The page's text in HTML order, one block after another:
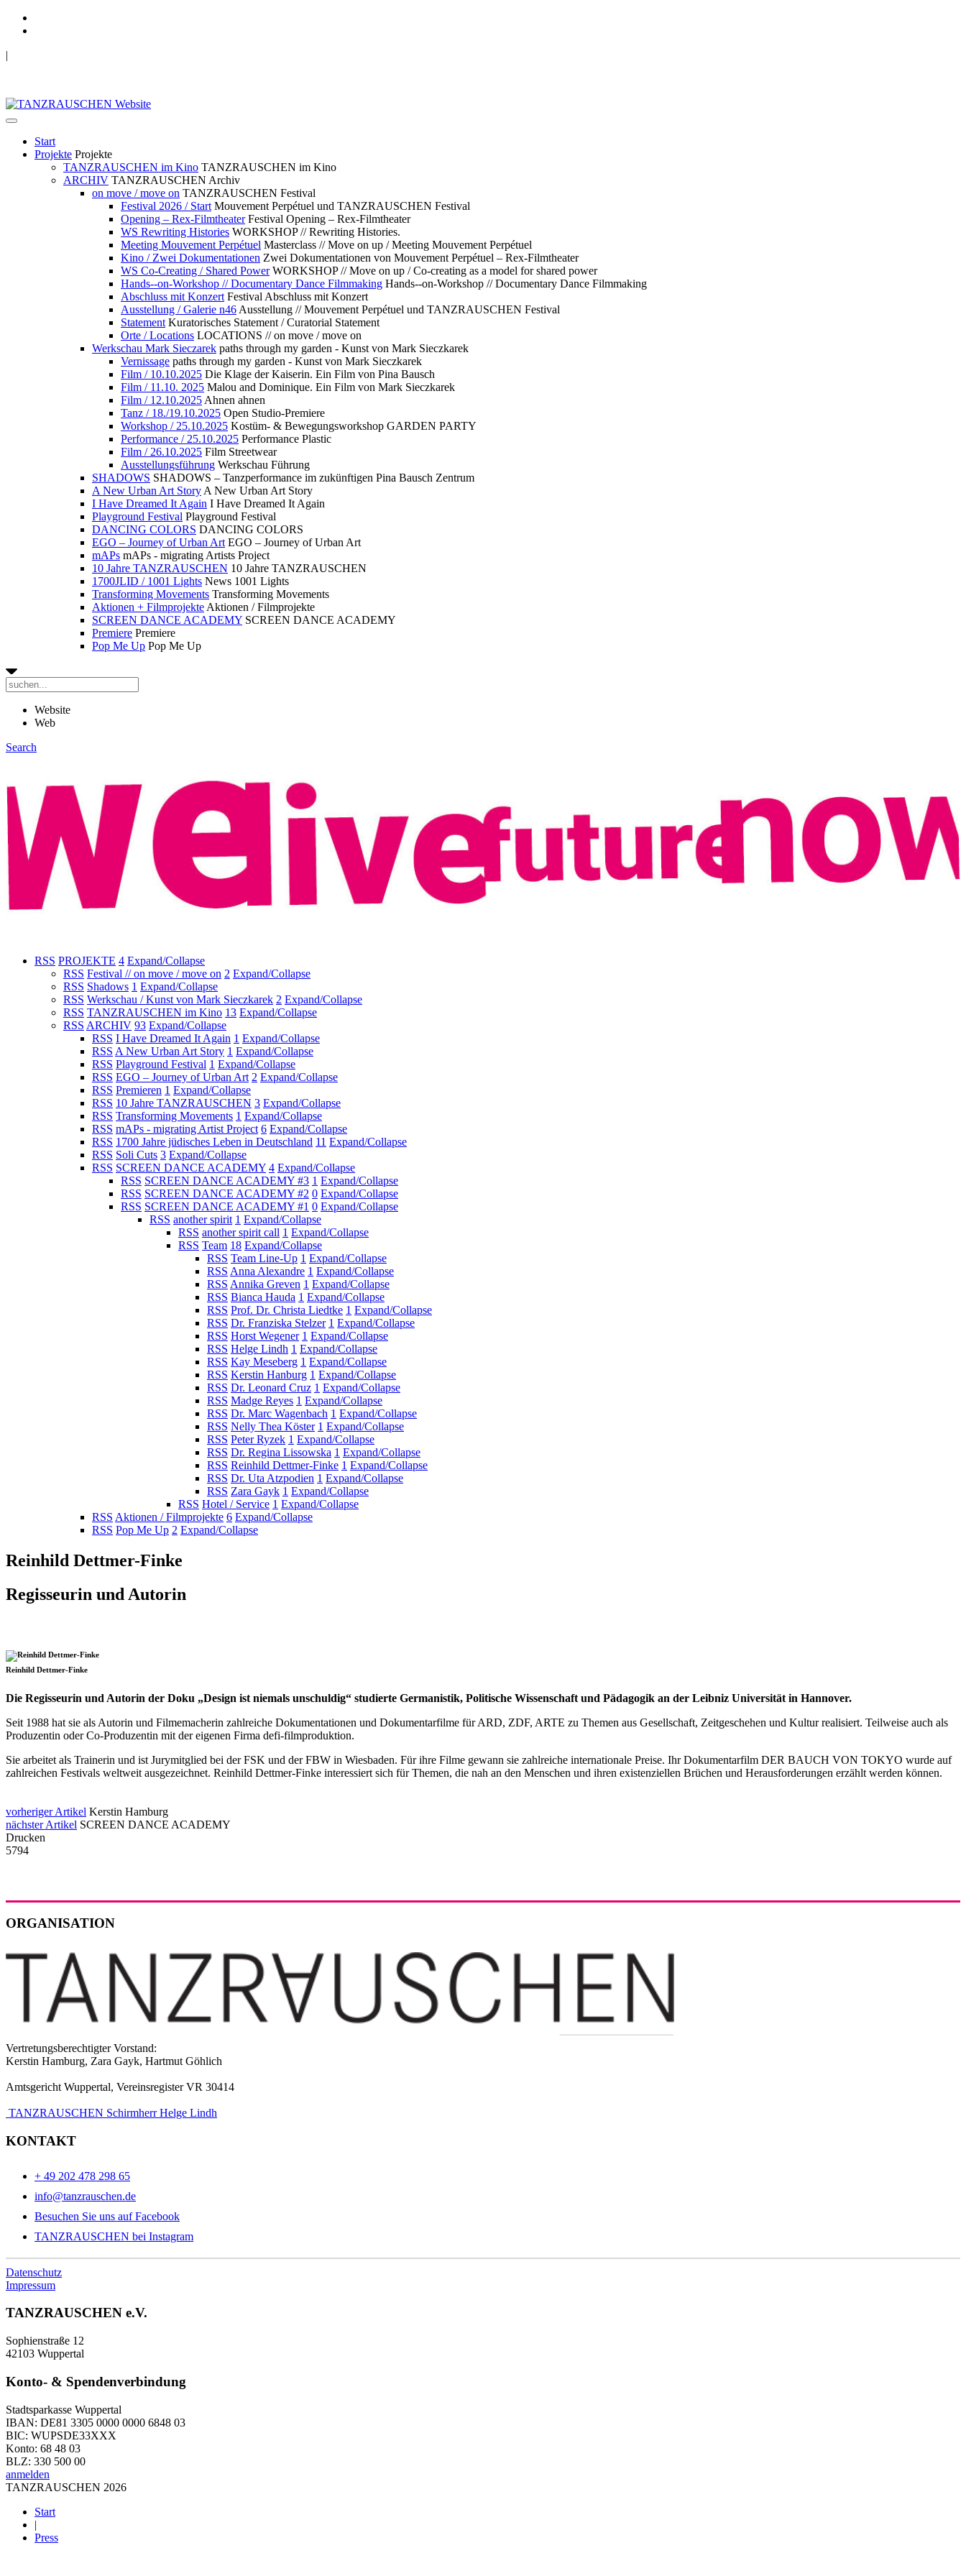
|
Start
Projekte Projekte
TANZRAUSCHEN im Kino TANZRAUSCHEN im Kino
ARCHIV TANZRAUSCHEN Archiv
on move / move on TANZRAUSCHEN Festival
Festival 2026 / Start Mouvement Perpétuel und TANZRAUSCHEN Festival
Opening – Rex-Filmtheater Festival Opening – Rex-Filmtheater
WS Rewriting Histories WORKSHOP // Rewriting Histories.
Meeting Mouvement Perpétuel Masterclass // Move on up / Meeting Mouvement Perpétuel
Kino / Zwei Dokumentationen Zwei Dokumentationen von Mouvement Perpétuel – Rex-Filmtheater
WS Co-Creating / Shared Power WORKSHOP // Move on up / Co-creating as a model for shared power
Hands--on-Workshop // Documentary Dance Filmmaking Hands--on-Workshop // Documentary Dance Filmmaking
Abschluss mit Konzert Festival Abschluss mit Konzert
Ausstellung / Galerie n46 Ausstellung // Mouvement Perpétuel und TANZRAUSCHEN Festival
Statement Kuratorisches Statement / Curatorial Statement
Orte / Locations LOCATIONS // on move / move on
Werkschau Mark Sieczarek paths through my garden - Kunst von Mark Sieczkarek
Vernissage paths through my garden - Kunst von Mark Sieczkarek
Film / 10.10.2025 Die Klage der Kaiserin. Ein Film von Pina Bausch
Film / 11.10. 2025 Malou and Dominique. Ein Film von Mark Sieczkarek
Film / 12.10.2025 Ahnen ahnen
Tanz / 18./19.10.2025 Open Studio-Premiere
Workshop / 25.10.2025 Kostüm- & Bewegungsworkshop GARDEN PARTY
Performance / 25.10.2025 Performance Plastic
Film / 26.10.2025 Film Streetwear
Ausstellungsführung Werkschau Führung
SHADOWS SHADOWS – Tanzperformance im zukünftigen Pina Bausch Zentrum
A New Urban Art Story A New Urban Art Story
I Have Dreamed It Again I Have Dreamed It Again
Playground Festival Playground Festival
DANCING COLORS DANCING COLORS
EGO – Journey of Urban Art EGO – Journey of Urban Art
mAPs mAPs - migrating Artists Project
10 Jahre TANZRAUSCHEN 10 Jahre TANZRAUSCHEN
1700JLID / 1001 Lights News 1001 Lights
Transforming Movements Transforming Movements
Aktionen + Filmprojekte Aktionen / Filmprojekte
SCREEN DANCE ACADEMY SCREEN DANCE ACADEMY
Premiere Premiere
Pop Me Up Pop Me Up
Website
Web
Search
RSS PROJEKTE 4 Expand/Collapse
RSS Festival // on move / move on 2 Expand/Collapse
RSS Shadows 1 Expand/Collapse
RSS Werkschau / Kunst von Mark Sieczkarek 2 Expand/Collapse
RSS TANZRAUSCHEN im Kino 13 Expand/Collapse
RSS ARCHIV 93 Expand/Collapse
RSS I Have Dreamed It Again 1 Expand/Collapse
RSS A New Urban Art Story 1 Expand/Collapse
RSS Playground Festival 1 Expand/Collapse
RSS EGO – Journey of Urban Art 2 Expand/Collapse
RSS Premieren 1 Expand/Collapse
RSS 10 Jahre TANZRAUSCHEN 3 Expand/Collapse
RSS Transforming Movements 1 Expand/Collapse
RSS mAPs - migrating Artist Project 6 Expand/Collapse
RSS 1700 Jahre jüdisches Leben in Deutschland 11 Expand/Collapse
RSS Soli Cuts 3 Expand/Collapse
RSS SCREEN DANCE ACADEMY 4 Expand/Collapse
RSS SCREEN DANCE ACADEMY #3 1 Expand/Collapse
RSS SCREEN DANCE ACADEMY #2 0 Expand/Collapse
RSS SCREEN DANCE ACADEMY #1 0 Expand/Collapse
RSS another spirit 1 Expand/Collapse
RSS another spirit call 1 Expand/Collapse
RSS Team 18 Expand/Collapse
RSS Team Line-Up 1 Expand/Collapse
RSS Anna Alexandre 1 Expand/Collapse
RSS Annika Greven 1 Expand/Collapse
RSS Bianca Hauda 1 Expand/Collapse
RSS Prof. Dr. Christa Liedtke 1 Expand/Collapse
RSS Dr. Franziska Stelzer 1 Expand/Collapse
RSS Horst Wegener 1 Expand/Collapse
RSS Helge Lindh 1 Expand/Collapse
RSS Kay Meseberg 1 Expand/Collapse
RSS Kerstin Hanburg 1 Expand/Collapse
RSS Dr. Leonard Cruz 1 Expand/Collapse
RSS Madge Reyes 1 Expand/Collapse
RSS Dr. Marc Wagenbach 1 Expand/Collapse
RSS Nelly Thea Köster 1 Expand/Collapse
RSS Peter Ryzek 1 Expand/Collapse
RSS Dr. Regina Lissowska 1 Expand/Collapse
RSS Reinhild Dettmer-Finke 1 Expand/Collapse
RSS Dr. Uta Atzpodien 1 Expand/Collapse
RSS Zara Gayk 1 Expand/Collapse
RSS Hotel / Service 1 Expand/Collapse
RSS Aktionen / Filmprojekte 6 Expand/Collapse
RSS Pop Me Up 2 Expand/Collapse
Reinhild Dettmer-Finke
Regisseurin und Autorin
Reinhild Dettmer-Finke
Die Regisseurin und Autorin der Doku „Design ist niemals unschuldig“ studierte Germanistik, Politische Wissenschaft und Pädagogik an der Leibniz Universität in Hannover.
Seit 1988 hat sie als Autorin und Filmemacherin zahlreiche Dokumentationen und Dokumentarfilme für ARD, ZDF, ARTE zu Themen aus Gesellschaft, Zeitgeschehen und Kultur realisiert. Teilweise auch als
Produzentin oder Co-Produzentin mit der eigenen Firma defi-filmproduktion.
Sie arbeitet als Trainerin und ist Jurymitglied bei der FSK und der FBW in Wiesbaden. Für ihre Filme gewann sie zahlreiche internationale Preise. Ihr Dokumentarfilm DER BAUCH VON TOKYO wurde auf
zahlreichen Festivals weltweit ausgezeichnet. Reinhild Dettmer-Finke interessiert sich für Themen, die nah an den Menschen und ihren existenziellen Brüchen und Herausforderungen erzählt werden können.
vorheriger Artikel Kerstin Hamburg
nächster Artikel SCREEN DANCE ACADEMY
Drucken
5794
ORGANISATION
Vertretungsberechtigter Vorstand:
Kerstin Hamburg, Zara Gayk, Hartmut Göhlich
Amtsgericht Wuppertal, Vereinsregister VR 30414
TANZRAUSCHEN Schirmherr Helge Lindh
KONTAKT
+ 49 202 478 298 65
info@tanzrauschen.de
Besuchen Sie uns auf Facebook
TANZRAUSCHEN bei Instagram
Datenschutz
Impressum
TANZRAUSCHEN e.V.
Sophienstraße 12
42103 Wuppertal
Konto- & Spendenverbindung
Stadtsparkasse Wuppertal
IBAN: DE81 3305 0000 0000 6848 03
BIC: WUPSDE33XXX
Konto: 68 48 03
BLZ: 330 500 00
anmelden
TANZRAUSCHEN 2026
Start
|
Press